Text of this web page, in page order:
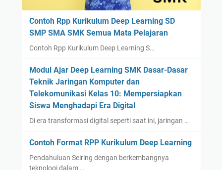
Contoh Rpp Kurikulum Deep Learning SD
SMP SMA SMK Semua Mata Pelajaran
Contoh Rpp Kurikulum Deep Learning S…
Modul Ajar Deep Learning SMK Dasar-Dasar
Teknik Jaringan Komputer dan
Telekomunikasi Kelas 10: Mempersiapkan
Siswa Menghadapi Era Digital
Di era transformasi digital seperti saat ini, jaringan …
Contoh Format RPP Kurikulum Deep Learning
Pendahuluan Seiring dengan berkembangnya
teknologi dalam …